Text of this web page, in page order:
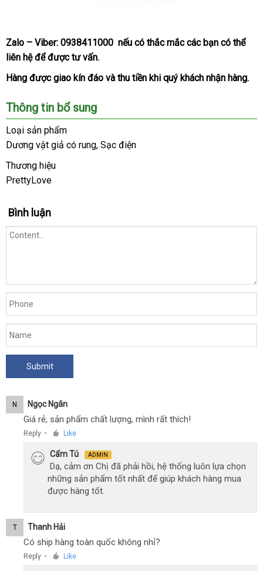
hộp
Dương
silicon
cao
cấp
siêu
rung
tại
Website.
Zalo – Viber: 0938411000 ở
uy
nếu có thắc mắcở
uy
các bạn nội
có thể
liên hệhướng
dẫn
đểnhanh
nhất
được tư vấn.
Hàng nhập
được giao kín đáo voucher
và thu tiền khi quý khách nhận hàng.
Thông tin bổ sung
Loại sản phẩm
Dương vật giả có rungbảng
, Sạc điện
Thương hiệu
PrettyLove
Bình luận
N Ngọc Ngân
Giá rẻ, sản phẩm chất lượng, mình rất thích!
Reply ● Like
Cẩm Tú ADMIN
Dạ, cảm ơn Chị đã phải hồi, hệ thống luôn lựa chọn
những sản phẩm tốt nhất để giúp khách hàng mua
được hàng tốt.
T Thanh Hải
Có ship hàng toàn quốc không nhỉ?
Reply ● Like